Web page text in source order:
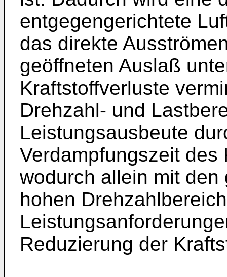
entgegengerichtete
das direkte
geöffneten Auslaß
Kraftstoffverluste
Drehzahl- und
Leistungsausbeute
Verdampfungszeit des
wodurch allein mit
hohen
Reduzierung der